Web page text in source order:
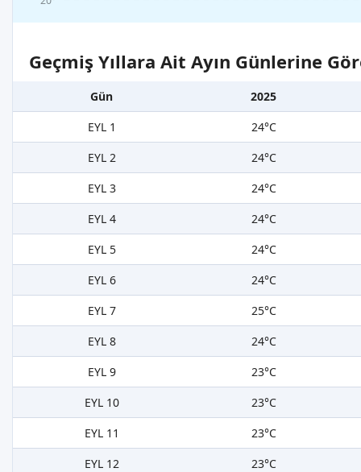
Geçmiş Yıllara Ait Ayın Günlerine
Gün
2025
EYL 1
24°C
EYL 2
24°C
EYL 3
24°C
EYL 4
24°C
EYL 5
24°C
EYL 6
24°C
EYL 7
25°C
EYL 8
24°C
EYL 9
23°C
EYL 10
23°C
EYL 11
23°C
EYL 12
23°C